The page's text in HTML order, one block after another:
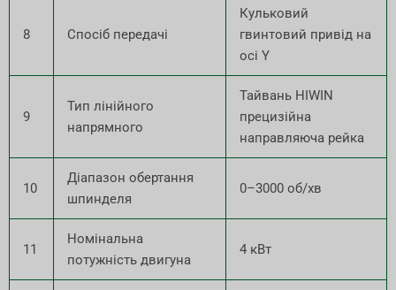
8 Спосіб передачі
Кульковий
гвинтовий привід на
осі Y
9
Тип лінійного
напрямного
Тайвань HIWIN
прецизійна
направляюча рейка
10
Діапазон обертання
шпинделя
0–3000 об/хв
11
Номінальна
потужність двигуна
4 кВт